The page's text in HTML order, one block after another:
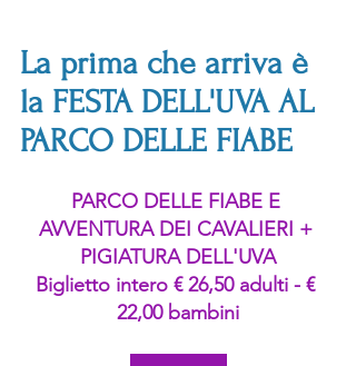
La prima che arriva è
la FESTA DELL'UVA AL
PARCO DELLE FIABE
PARCO DELLE FIABE E
AVVENTURA DEI CAVALIERI +
PIGIATURA DELL'UVA
Biglietto intero € 26,50 adulti - €
22,00 bambini